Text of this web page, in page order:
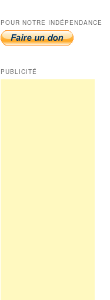
POUR NOTRE INDÉPENDANCE
PUBLICITÉ